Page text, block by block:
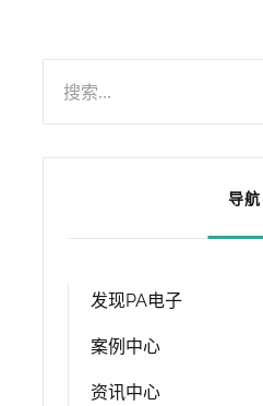
搜索...
导航
发现PA电子
案例中心
资讯中心